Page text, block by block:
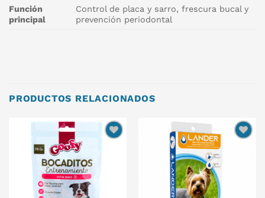
Función
principal
Control de placa y sarro, frescura bucal y
prevención periodontal
PRODUCTOS RELACIONADOS